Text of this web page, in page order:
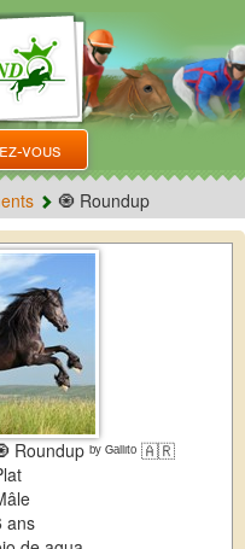
vous
🧿 Roundup
Roundup ᵇʸ ᴳᵃˡˡᶦᵗᵒ 🇦🇷
ans